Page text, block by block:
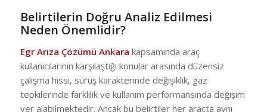
Belirtilerin Doğru Analiz Edilmesi
Neden Önemlidir?
Egr Arıza Çözümü Ankara kapsamında araç
kullanıcılarının karşılaştığı konular arasında düzensiz
çalışma hissi, sürüş karakterinde değişiklik, gaz
tepkilerinde farklılık ve kullanım performansında değişim
yer alabilmektedir. Ancak bu belirtiler her araçta aynı